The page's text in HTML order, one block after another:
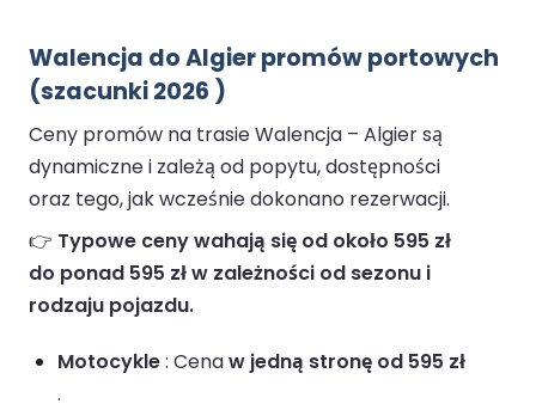
Walencja do Algier promów portowych
(szacunki 2026 )
Ceny promów na trasie Walencja – Algier są
dynamiczne i zależą od popytu, dostępności
oraz tego, jak wcześnie dokonano rezerwacji.
👉 Typowe ceny wahają się od około 595 zł
do ponad 595 zł w zależności od sezonu i
rodzaju pojazdu.
Motocykle: Cenaw jedną stronę od 595 zł
.